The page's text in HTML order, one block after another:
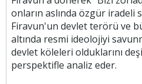
onların aslında özgür iradeli
Firavun'un devlet terörü ve
altında resmi ideolojiyi
devlet köleleri olduklarını
perspektifle analiz eder.